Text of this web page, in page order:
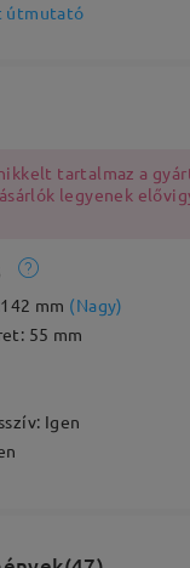
útmutató
tartalmaz a
legyenek
142 mm (Nagy)
55 mm
Igen